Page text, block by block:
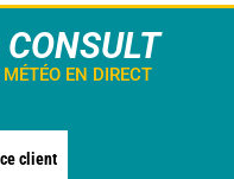
CONSULT
MÉTÉO EN DIRECT
client